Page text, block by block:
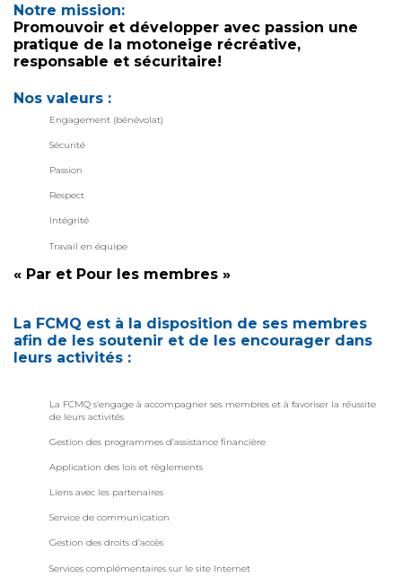
Notre mission:
Promouvoir et développer avec passion une
pratique de la motoneige récréative,
responsable et sécuritaire!
Nos valeurs :
Engagement (bénévolat)
Sécurité
Passion
Respect
Intégrité
Travail en équipe
« Par et Pour les membres »
La FCMQ est à la disposition de ses membres
afin de les soutenir et de les encourager dans
leurs activités :
La FCMQ s’engage à accompagner ses membres et à favoriser la réussite
de leurs activités
Gestion des programmes d’assistance financière
Application des lois et règlements
Liens avec les partenaires
Service de communication
Gestion des droits d’accès
Services complémentaires sur le site Internet